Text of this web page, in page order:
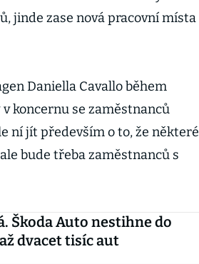
jinde zase nová pracovní místa
Daniella Cavallo během
koncernu se zaměstnanců
ní jít především o to, že některé
bude třeba zaměstnanců s
Škoda Auto nestihne do
dvacet tisíc aut